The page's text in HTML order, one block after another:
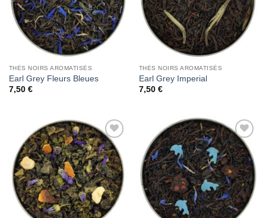
THÉS NOIRS AROMATISÉS
Earl Grey Fleurs Bleues
7,50 €
THÉS NOIRS AROMATISÉS
Earl Grey Imperial
7,50 €
Add to
Wishlist
Add to
Wishlist